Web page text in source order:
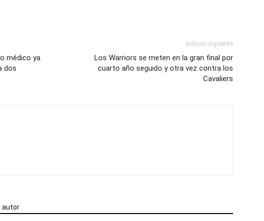
médico ya
dos
Artículo siguiente
Los Warriors se meten en la gran final por
cuarto año seguido y otra vez contra los
Cavaliers
autor